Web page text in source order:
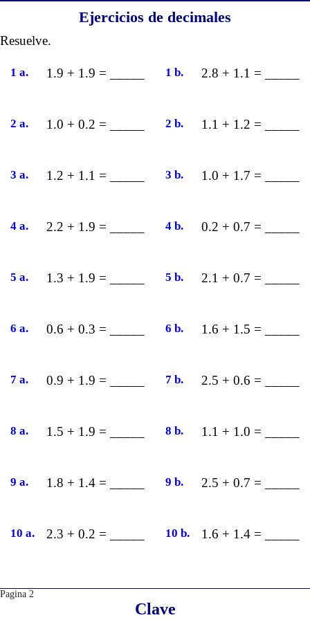
Ejercicios de decimales
Resuelve.
1 a. 1.9 + 1.9 = _____ 1 b. 2.8 + 1.1 = _____
2 a. 1.0 + 0.2 = _____ 2 b. 1.1 + 1.2 = _____
3 a. 1.2 + 1.1 = _____ 3 b. 1.0 + 1.7 = _____
4 a. 2.2 + 1.9 = _____ 4 b. 0.2 + 0.7 = _____
5 a. 1.3 + 1.9 = _____ 5 b. 2.1 + 0.7 = _____
6 a. 0.6 + 0.3 = _____ 6 b. 1.6 + 1.5 = _____
7 a. 0.9 + 1.9 = _____ 7 b. 2.5 + 0.6 = _____
8 a. 1.5 + 1.9 = _____ 8 b. 1.1 + 1.0 = _____
9 a. 1.8 + 1.4 = _____ 9 b. 2.5 + 0.7 = _____
10 a. 2.3 + 0.2 = _____ 10 b. 1.6 + 1.4 = _____
Pagina 2
Clave